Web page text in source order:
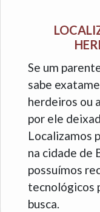
Se um
sabe
herdeiros ou
por ele
Localizamos
na cidade de
possuímos
tecnológicos
busca.